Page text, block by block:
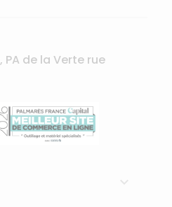
PA de la Verte rue
